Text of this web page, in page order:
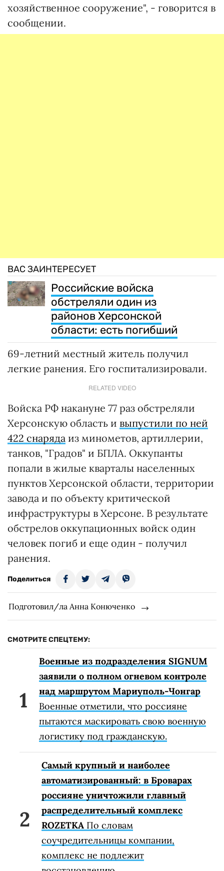
хозяйственное сооружение", - говорится в
сообщении.
ВАС ЗАИНТЕРЕСУЕТ
Российские войска
обстреляли один из
районов Херсонской
области: есть погибший
69-летний местный житель получил
легкие ранения. Его госпитализировали.
RELATED VIDEO
Войска РФ накануне 77 раз обстреляли
Херсонскую область и выпустили по ней
422 снаряда из минометов, артиллерии,
танков, "Градов" и БПЛА. Оккупанты
попали в жилые кварталы населенных
пунктов Херсонской области, территории
завода и по объекту критической
инфраструктуры в Херсоне. В результате
обстрелов оккупационных войск один
человек погиб и еще один - получил
ранения.
Поделиться
Подготовил/ла Анна Конюченко
СМОТРИТЕ СПЕЦТЕМУ:
Военные из подразделения SIGNUM
заявили о полном огневом контроле
над маршрутом Мариуполь-Чонгар
Военные отметили, что россияне
пытаются маскировать свою военную
логистику под гражданскую.
Самый крупный и наиболее
автоматизированный: в Броварах
россияне уничтожили главный
распределительный комплекс
ROZETKA По словам
соучредительницы компании,
комплекс не подлежит